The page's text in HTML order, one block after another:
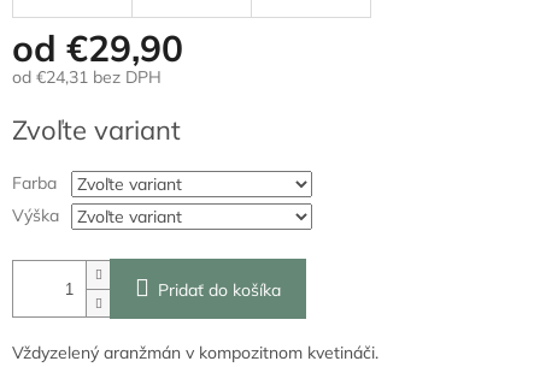
od €29,90
od €24,31 bez DPH
cena:
Zvoľte variant
Farba
Výška
Pridať do košíka
Vždyzelený aranžmán v kompozitnom kvetináči.